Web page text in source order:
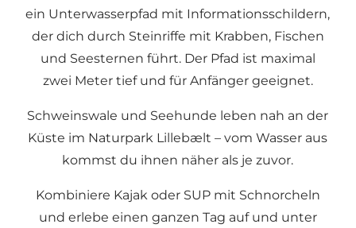
ein Unterwasserpfad mit Informationsschildern,
der dich durch Steinriffe mit Krabben, Fischen
und Seesternen führt. Der Pfad ist maximal
zwei Meter tief und für Anfänger geeignet.
Schweinswale und Seehunde leben nah an der
Küste im Naturpark Lillebælt – vom Wasser aus
kommst du ihnen näher als je zuvor.
Kombiniere Kajak oder SUP mit Schnorcheln
und erlebe einen ganzen Tag auf und unter